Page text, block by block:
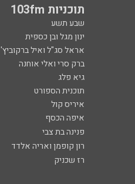
תוכניות 103fm
שבע תשע
ינון מגל ובן כספית
אראל סג"ל ואיל ברקוביץ'
ברק סרי ואלי אוחנה
גיא פלג
תוכנית הספורט
איריס קול
איפה הכסף
פנינה בת צבי
רון קופמן ואריה אלדד
רז שכניק